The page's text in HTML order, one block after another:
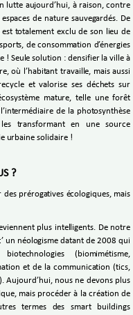
lutte aujourd’hui, à raison, contre
de nature sauvegardés. De
totalement exclu de son lieu de
de consommation d’énergies
! Seule solution : densifier la ville à
où l’habitant travaille, mais aussi
et valorise ses déchets sur
mature, telle une forêt
de la photosynthèse
transformant en une source
urbaine solidaire !
?
prérogatives écologiques, mais
plus intelligents. De notre
un néologisme datant de 2008 qui
(biomimétisme,
et de la communication (tics,
Aujourd’hui, nous ne devons plus
mais procéder à la création de
termes des smart buildings